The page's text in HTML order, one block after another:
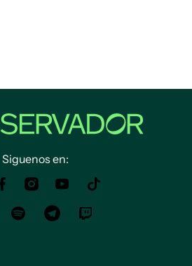
Siguenos en: